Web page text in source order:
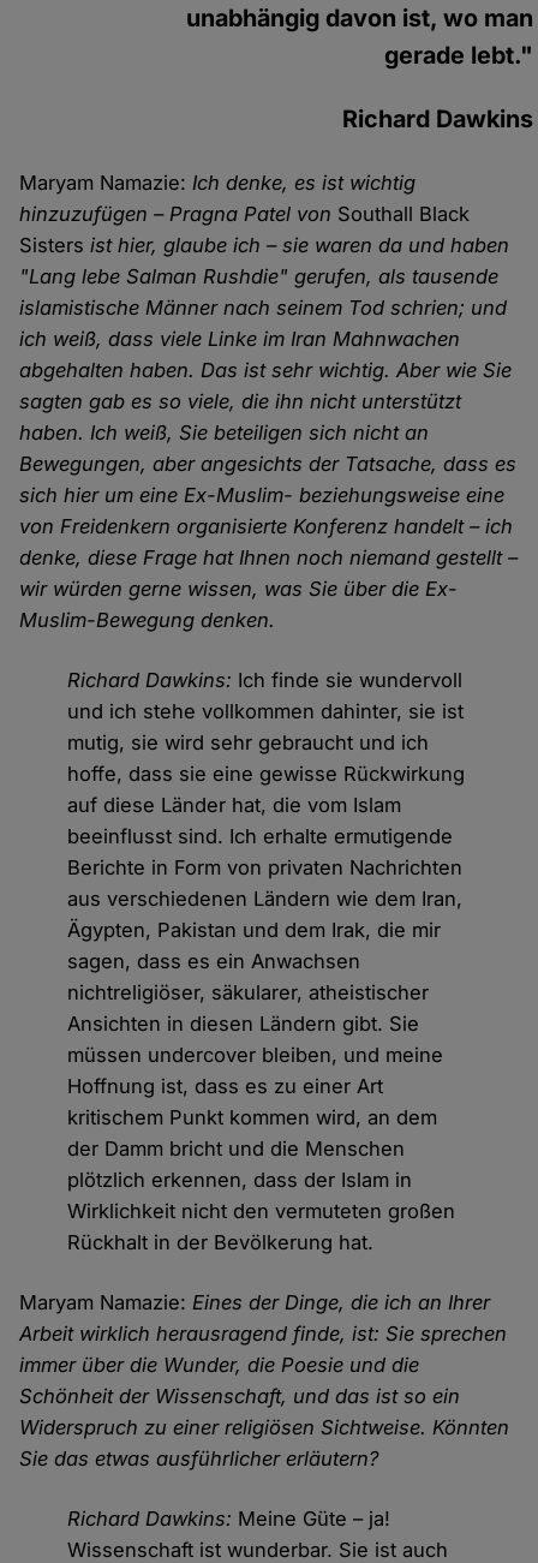
unabhängig davon ist, wo man
gerade lebt."
Richard Dawkins
Maryam Namazie:Ich denke, es ist wichtig
hinzuzufügen – Pragna Patel von Southall Black
Sisters ist hier, glaube ich – sie waren da und haben
"Lang lebe Salman Rushdie" gerufen, als tausende
islamistische Männer nach seinem Tod schrien; und
ich weiß, dass viele Linke im Iran Mahnwachen
abgehalten haben. Das ist sehr wichtig. Aber wie Sie
sagten gab es so viele, die ihn nicht unterstützt
haben. Ich weiß, Sie beteiligen sich nicht an
Bewegungen, aber angesichts der Tatsache, dass es
sich hier um eine Ex-Muslim- beziehungsweise eine
von Freidenkern organisierte Konferenz handelt – ich
denke, diese Frage hat Ihnen noch niemand gestellt –
wir würden gerne wissen, was Sie über die Ex-
Muslim-Bewegung denken.
Richard Dawkins: Ich finde sie wundervoll
und ich stehe vollkommen dahinter, sie ist
mutig, sie wird sehr gebraucht und ich
hoffe, dass sie eine gewisse Rückwirkung
auf diese Länder hat, die vom Islam
beeinflusst sind. Ich erhalte ermutigende
Berichte in Form von privaten Nachrichten
aus verschiedenen Ländern wie dem Iran,
Ägypten, Pakistan und dem Irak, die mir
sagen, dass es ein Anwachsen
nichtreligiöser, säkularer, atheistischer
Ansichten in diesen Ländern gibt. Sie
müssen undercover bleiben, und meine
Hoffnung ist, dass es zu einer Art
kritischem Punkt kommen wird, an dem
der Damm bricht und die Menschen
plötzlich erkennen, dass der Islam in
Wirklichkeit nicht den vermuteten großen
Rückhalt in der Bevölkerung hat.
Maryam Namazie:Eines der Dinge, die ich an Ihrer
Arbeit wirklich herausragend finde, ist: Sie sprechen
immer über die Wunder, die Poesie und die
Schönheit der Wissenschaft, und das ist so ein
Widerspruch zu einer religiösen Sichtweise. Könnten
Sie das etwas ausführlicher erläutern?
Richard Dawkins: Meine Güte – ja!
Wissenschaft ist wunderbar. Sie ist auch